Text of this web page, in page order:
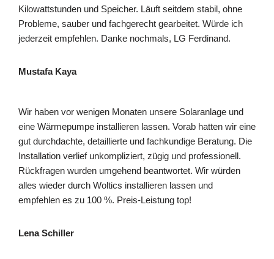
Kilowattstunden und Speicher. Läuft seitdem stabil, ohne
Probleme, sauber und fachgerecht gearbeitet. Würde ich
jederzeit empfehlen. Danke nochmals, LG Ferdinand.
Mustafa Kaya
Wir haben vor wenigen Monaten unsere Solaranlage und
eine Wärmepumpe installieren lassen. Vorab hatten wir eine
gut durchdachte, detaillierte und fachkundige Beratung. Die
Installation verlief unkompliziert, zügig und professionell.
Rückfragen wurden umgehend beantwortet. Wir würden
alles wieder durch Woltics installieren lassen und
empfehlen es zu 100 %. Preis-Leistung top!
Lena Schiller